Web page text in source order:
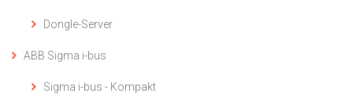
Dongle-Server
ABB Sigma i-bus
Sigma i-bus - Kompakt